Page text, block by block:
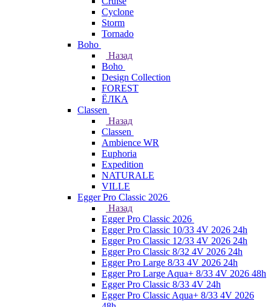
Cyclone
Storm
Tornado
Boho
Назад
Boho
Design Collection
FOREST
ЁЛКА
Classen
Назад
Classen
Ambience WR
Euphoria
Expedition
NATURALE
VILLE
Egger Pro Classic 2026
Назад
Egger Pro Classic 2026
Egger Pro Classic 10/33 4V 2026 24h
Egger Pro Classic 12/33 4V 2026 24h
Egger Pro Classic 8/32 4V 2026 24h
Egger Pro Large 8/33 4V 2026 24h
Egger Pro Large Aqua+ 8/33 4V 2026 48h
Egger Pro Classic 8/33 4V 24h
Egger Pro Classic Aqua+ 8/33 4V 2026